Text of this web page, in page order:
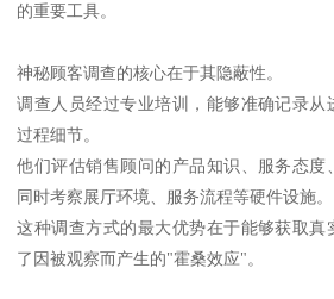
的重要工具。
神秘顾客调查的核心在于其隐蔽性。
调查人员经过专业培训，能够准确记录从
过程细节。
他们评估销售顾问的产品知识、服务态度
同时考察展厅环境、服务流程等硬件设施。
这种调查方式的最大优势在于能够获取真
了因被观察而产生的"霍桑效应"。